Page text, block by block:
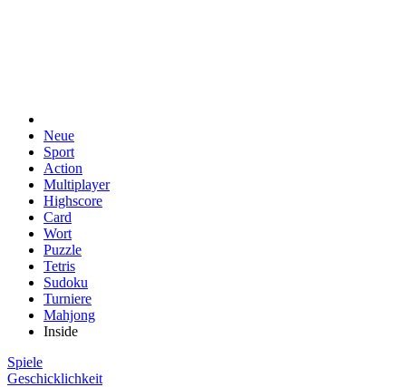
Neue
Sport
Action
Multiplayer
Highscore
Card
Wort
Puzzle
Tetris
Sudoku
Turniere
Mahjong
Inside
Spiele
Geschicklichkeit